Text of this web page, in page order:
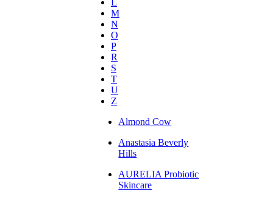
L
M
N
O
P
R
S
T
U
Z
Almond Cow
Anastasia Beverly
Hills
AURELIA Probiotic
Skincare